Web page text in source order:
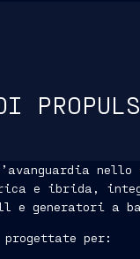
e ibrida,
generatori a
progettate per: